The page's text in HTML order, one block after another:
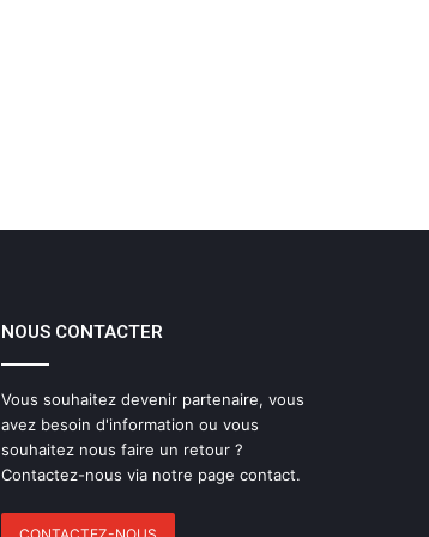
NOUS CONTACTER
Vous souhaitez devenir partenaire, vous
avez besoin d'information ou vous
souhaitez nous faire un retour ?
Contactez-nous via notre page contact.